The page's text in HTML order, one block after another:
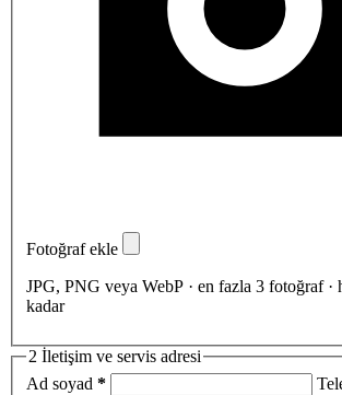
Fotoğraf ekle
JPG, PNG veya WebP · en fazla 3 fotoğraf ·
kadar
2 İletişim ve servis adresi
Ad soyad *